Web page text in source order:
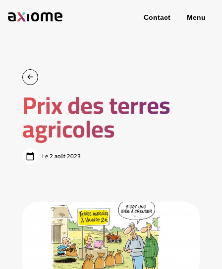
Contact Menu
Prix des terres
agricoles
Le 2 août 2023